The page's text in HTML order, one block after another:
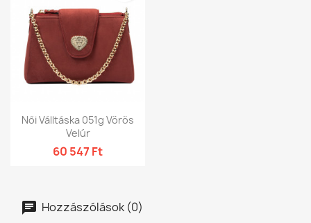
Női Válltáska 051g Vörös
Velúr
60 547 Ft
Hozzászólások (0)